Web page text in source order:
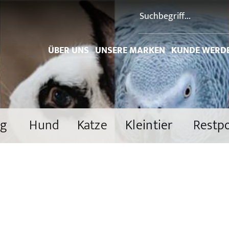
ÜBER UNS UNSERE MARKEN KUNDE
Hund Katze Kleintier